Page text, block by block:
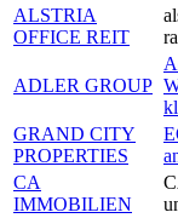
ALSTRIA
OFFICE REIT
ADLER GROUP
GRAND CITY
PROPERTIES
CA
IMMOBILIEN